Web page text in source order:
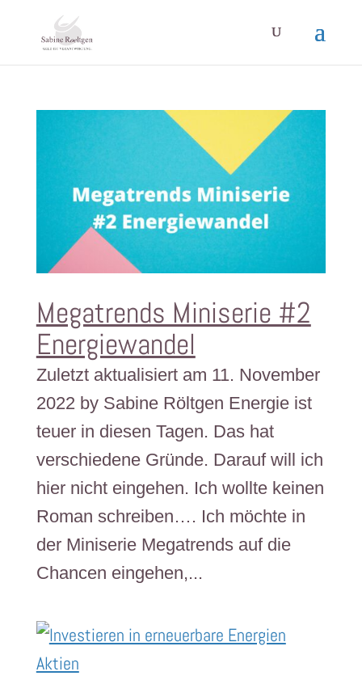
Megatrends Miniserie #2
Energiewandel
Zuletzt aktualisiert am 11. November
2022 by Sabine Röltgen Energie ist
teuer in diesen Tagen. Das hat
verschiedene Gründe. Darauf will ich
hier nicht eingehen. Ich wollte keinen
Roman schreiben…. Ich möchte in
der Miniserie Megatrends auf die
Chancen eingehen,...